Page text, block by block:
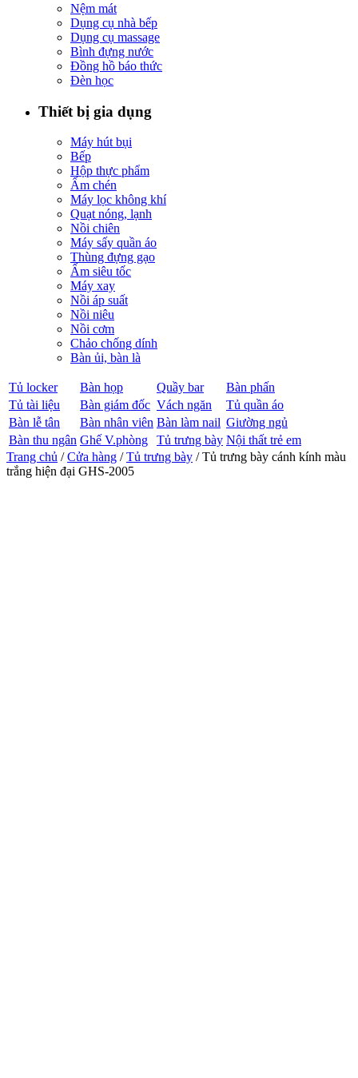
Nệm mát
Dụng cụ nhà bếp
Dụng cụ massage
Bình đựng nước
Đồng hồ báo thức
Đèn học
Thiết bị gia dụng
Máy hút bụi
Bếp
Hộp thực phẩm
Ấm chén
Máy lọc không khí
Quạt nóng, lạnh
Nồi chiên
Máy sấy quần áo
Thùng đựng gạo
Ấm siêu tốc
Máy xay
Nồi áp suất
Nồi niêu
Nồi cơm
Chảo chống dính
Bàn ủi, bàn là
Tủ locker Bàn họp Quầy bar
Bàn phấn
Tủ tài liệu
Bàn giám đốc Vách ngăn
Tủ quần áo
Bàn lễ tân
Bàn nhân viên Bàn làm nail Giường ngủ
Bàn thu ngân Ghế V.phòng Tủ trưng bày Nội thất trẻ em
Trang chủ /Cửa hàng /Tủ trưng bày / Tủ trưng bày cánh kính màu
trắng hiện đại GHS-2005